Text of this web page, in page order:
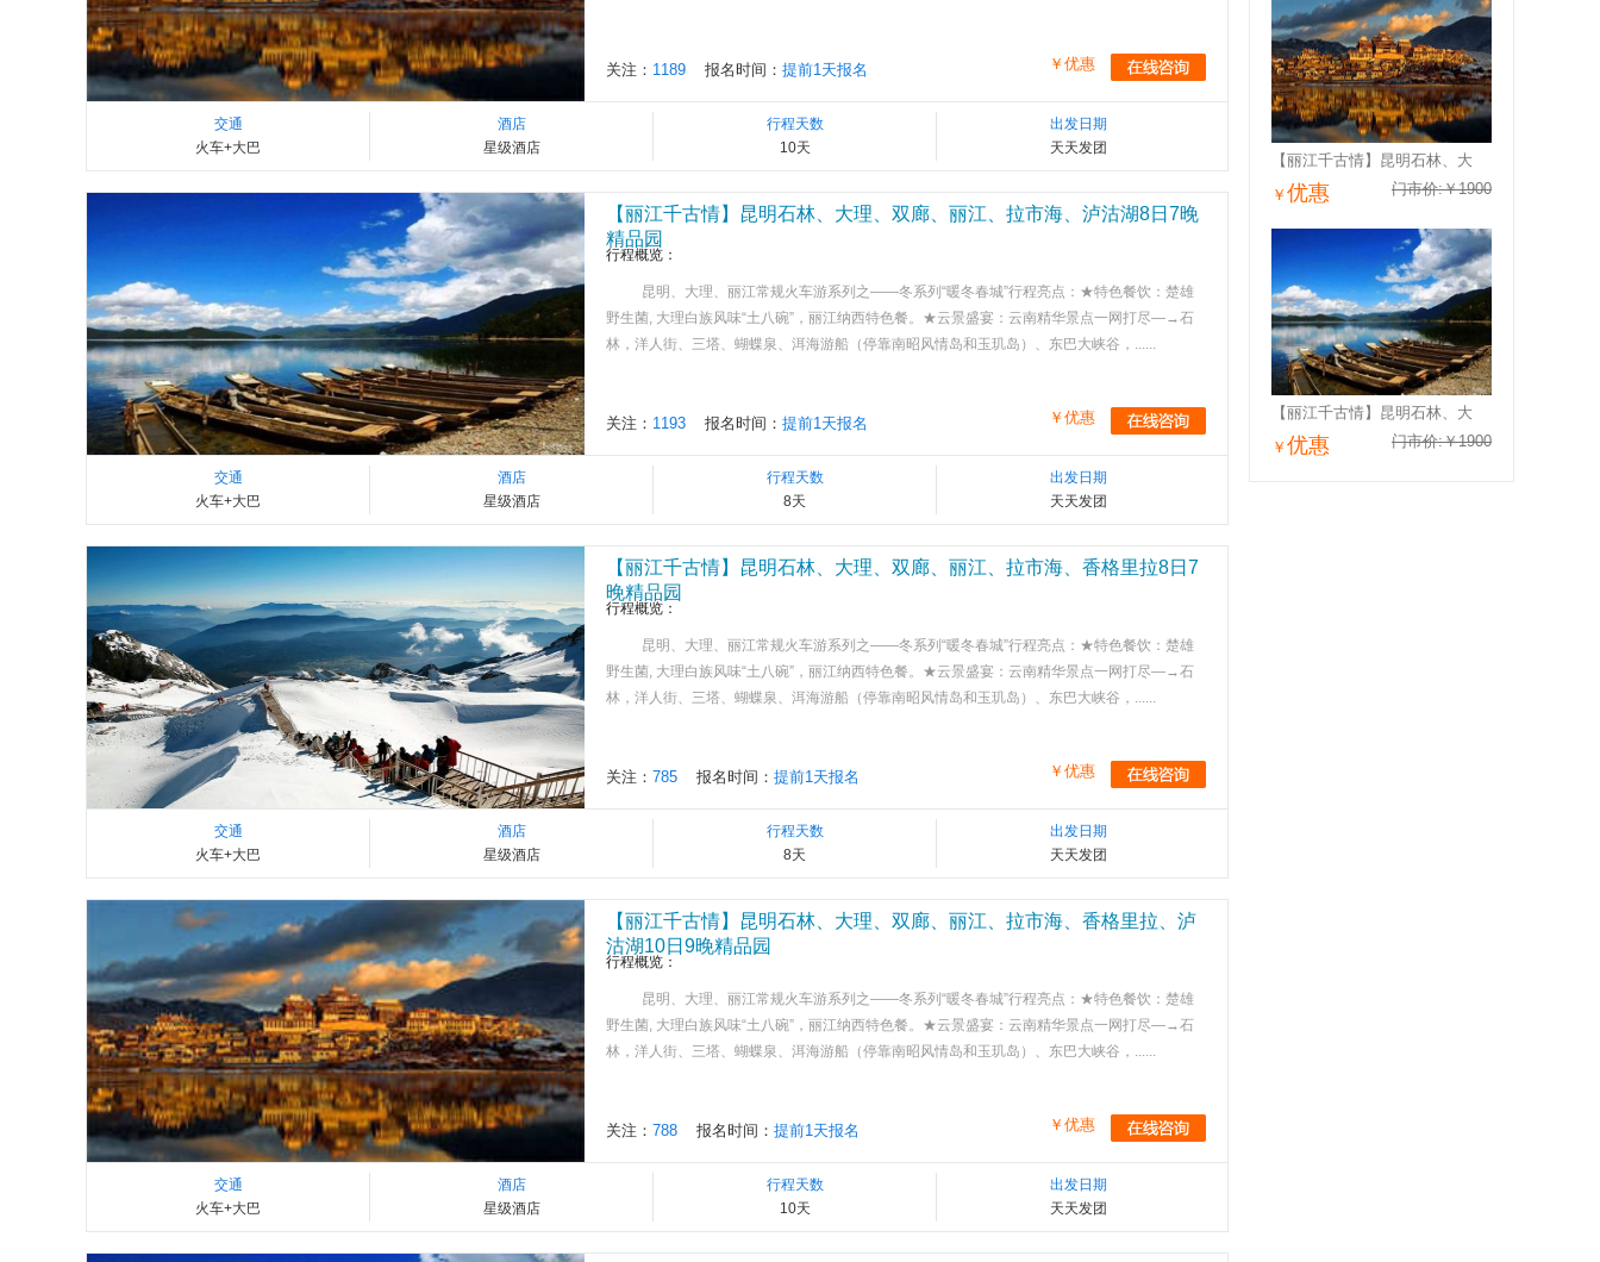
￥ 优惠
关注： 1189 报名时间： 提前1天报名
交通
火车+大巴
酒店
星级酒店
行程天数
10天
出发日期
天天发团
【丽江千古情】昆明石林、大理、双廊、丽江、拉市海、泸沽湖8日7晚
精品园
行程概览：
昆明、大理、丽江常规火车游系列之——冬系列“暖冬春城”行程亮点：★特色餐饮：楚雄
野生菌, 大理白族风味“土八碗”，丽江纳西特色餐。★云景盛宴：云南精华景点一网打尽—→石
林，洋人街、三塔、蝴蝶泉、洱海游船（停靠南昭风情岛和玉玑岛）、东巴大峡谷，......
￥ 优惠
关注： 1193 报名时间： 提前1天报名
交通
火车+大巴
酒店
星级酒店
行程天数
8天
出发日期
天天发团
【丽江千古情】昆明石林、大理、双廊、丽江、拉市海、香格里拉8日7
晚精品园
行程概览：
昆明、大理、丽江常规火车游系列之——冬系列“暖冬春城”行程亮点：★特色餐饮：楚雄
野生菌, 大理白族风味“土八碗”，丽江纳西特色餐。★云景盛宴：云南精华景点一网打尽—→石
林，洋人街、三塔、蝴蝶泉、洱海游船（停靠南昭风情岛和玉玑岛）、东巴大峡谷，......
￥ 优惠
关注： 785 报名时间： 提前1天报名
交通
火车+大巴
酒店
星级酒店
行程天数
8天
出发日期
天天发团
【丽江千古情】昆明石林、大理、双廊、丽江、拉市海、香格里拉、泸
沽湖10日9晚精品园
行程概览：
昆明、大理、丽江常规火车游系列之——冬系列“暖冬春城”行程亮点：★特色餐饮：楚雄
野生菌, 大理白族风味“土八碗”，丽江纳西特色餐。★云景盛宴：云南精华景点一网打尽—→石
林，洋人街、三塔、蝴蝶泉、洱海游船（停靠南昭风情岛和玉玑岛）、东巴大峡谷，......
￥ 优惠
关注： 788 报名时间： 提前1天报名
交通
火车+大巴
酒店
星级酒店
行程天数
10天
出发日期
天天发团
【丽江千古情】昆明石林、大
门市价:￥1900
￥ 优惠
【丽江千古情】昆明石林、大
门市价:￥1900
￥ 优惠